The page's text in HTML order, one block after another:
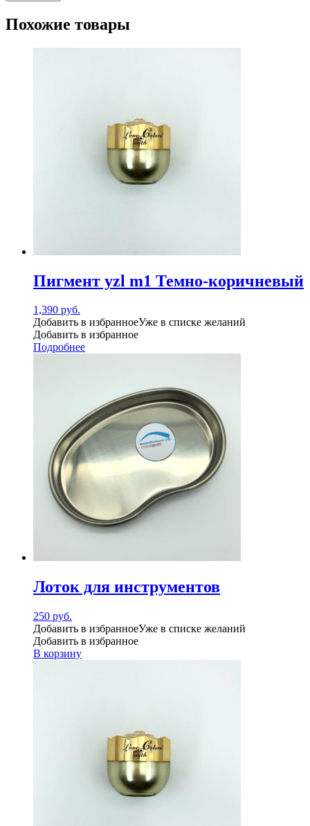
Похожие товары
Пигмент yzl m1 Темно-коричневый
1,390 руб.
Добавить в избранноеУже в списке желаний
Добавить в избранное
Подробнее
Лоток для инструментов
250 руб.
Добавить в избранноеУже в списке желаний
Добавить в избранное
В корзину